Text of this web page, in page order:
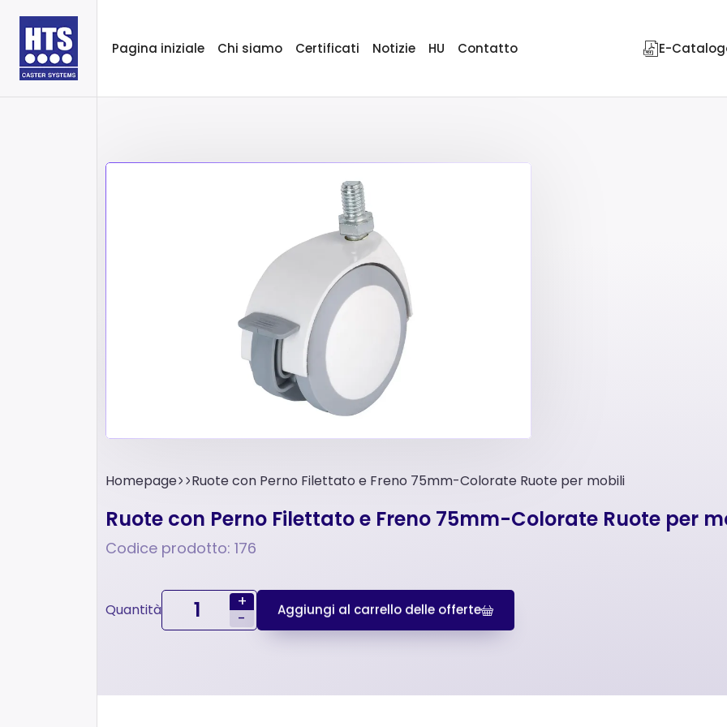
Pagina iniziale Chi siamo Certificati Notizie HU Contatto E-
Homepage Ruote con Perno Filettato e Freno 75mm-Colorate Ruote per mobili
Ruote con Perno Filettato e Freno 75mm-Colorate Ruote per
Codice prodotto: 176
Quantità
+
-
Aggiungi al carrello delle offerte